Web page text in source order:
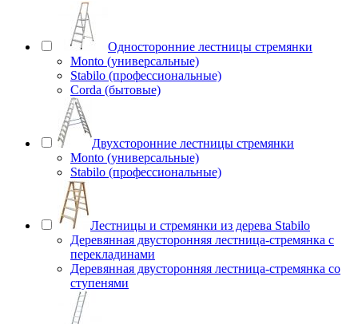
Односторонние лестницы стремянки
Monto (универсальные)
Stabilo (профессиональные)
Corda (бытовые)
Двухсторонние лестницы стремянки
Monto (универсальные)
Stabilo (профессиональные)
Лестницы и стремянки из дерева Stabilo
Деревянная двусторонняя лестница-стремянка с
перекладинами
Деревянная двусторонняя лестница-стремянка со
ступенями